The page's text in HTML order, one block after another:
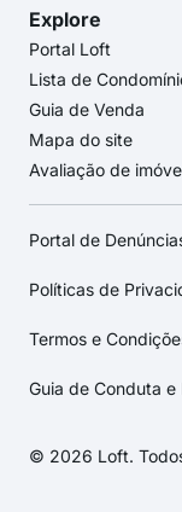
Explore
Portal Loft
Lista de
Guia de Venda
Mapa do site
Avaliação de
Portal de
Políticas de
Termos e
Guia de Conduta e
© 2026 Loft.